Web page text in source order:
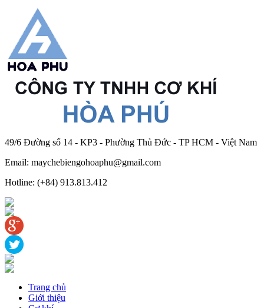
49/6 Đường số 14 - KP3 - Phường Thủ Đức - TP HCM - Việt Nam
Email: maychebiengohoaphu@gmail.com
Hotline: (+84) 913.813.412
Trang chủ
Giới thiệu